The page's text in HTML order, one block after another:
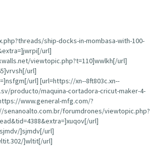
ship-docks-in-mombasa-with-100-
url]
viewtopic.php?t=110]wwlkh[/url]
url]
url] [url=https://xn--8ft803c.xn--
producto/maquina-cortadora-cricut-maker-4-
www.general-mfg.com/?
senanoalto.com.br/forumdrones/viewtopic.php?
url]
]sjmdv[/url]
]wltit[/url]